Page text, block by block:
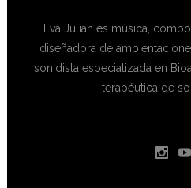
Eva Julián es música,
diseñadora de
sonidista especializada en
terapéutica de